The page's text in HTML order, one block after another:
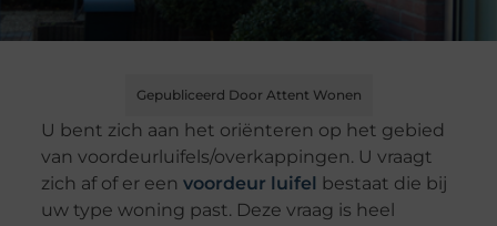
Gepubliceerd Door Attent Wonen
U bent zich aan het oriënteren op het gebied
van voordeurluifels/overkappingen. U vraagt
zich af of er een voordeur luifel bestaat die bij
uw type woning past. Deze vraag is heel